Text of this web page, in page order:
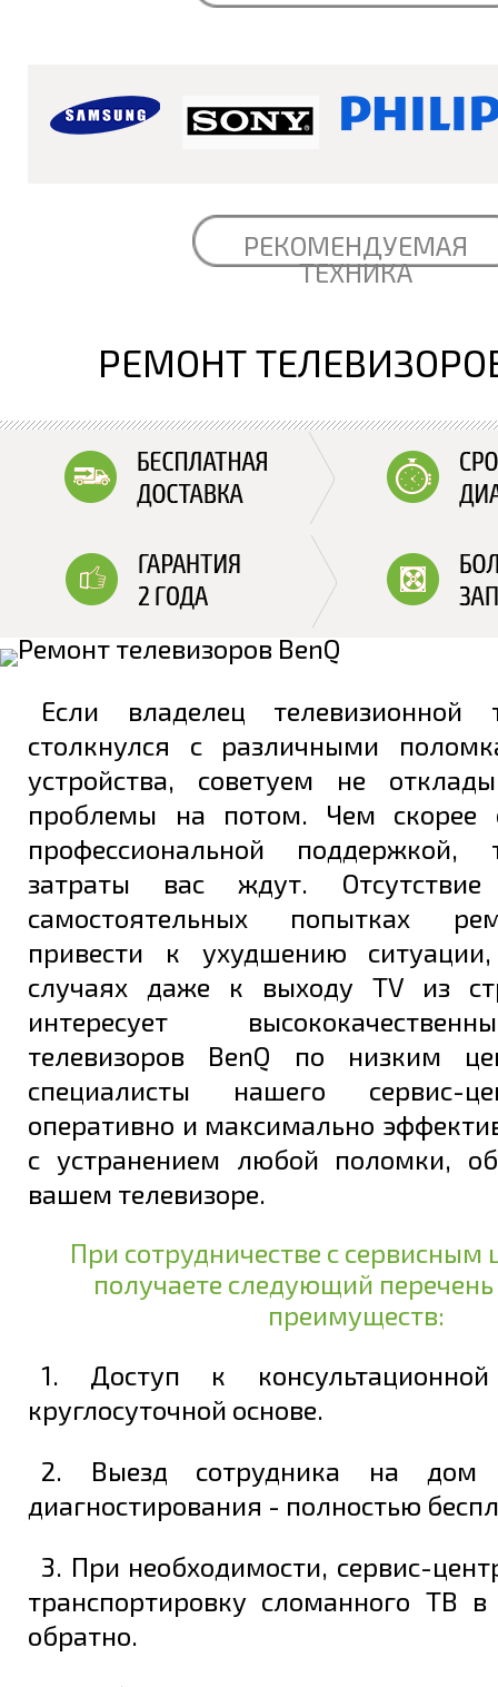
РЕКОМЕНДУЕМАЯ
ТЕХНИКА
РЕМОНТ
Если владелец телевизионной
столкнулся с различными
устройства, советуем не
проблемы на потом. Чем скорее
профессиональной
затраты вас ждут.
самостоятельных попытках
привести к ухудшению
случаях даже к выходу TV из
интересует
телевизоров BenQ по низким
специалисты нашего сервис-
оперативно и максимально
с устранением любой поломки,
вашем телевизоре.
При сотрудничестве с сервисным
получаете следующий
преимуществ:
1. Доступ к
круглосуточной основе.
2. Выезд сотрудника на дом
диагностирования - полностью
3. При необходимости, сервис-
транспортировку сломанного ТВ
обратно.